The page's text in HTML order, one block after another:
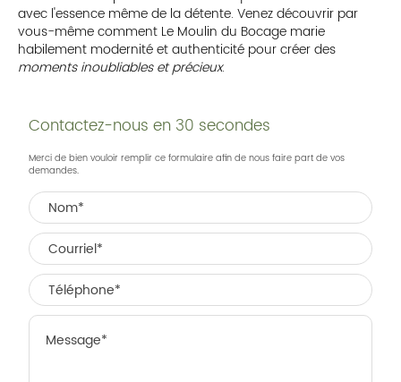
avec l'essence même de la détente. Venez découvrir par
vous-même comment Le Moulin du Bocage marie
habilement modernité et authenticité pour créer des
moments inoubliables et précieux.
Contactez-nous en 30 secondes
Merci de bien vouloir remplir ce formulaire afin de nous faire part de vos
demandes.